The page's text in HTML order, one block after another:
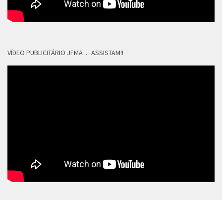
VÍDEO PUBLICITÁRIO JFMA… ASSISTAM!!